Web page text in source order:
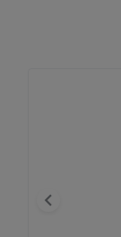
keyboard_arrow_left